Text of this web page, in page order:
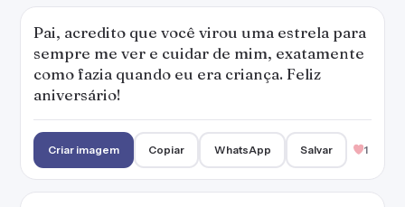
Pai, acredito que você virou uma estrela para
sempre me ver e cuidar de mim, exatamente
como fazia quando eu era criança. Feliz
aniversário!
Criar imagem Copiar WhatsApp Salvar 1